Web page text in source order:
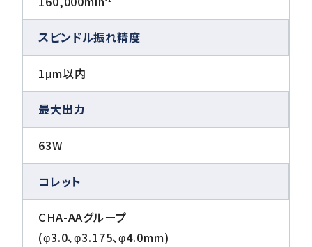
スピンドル振れ精度
1μm以内
最大出力
63W
コレット
CHA-AAグループ
(φ3.0、φ3.175、φ4.0mm)